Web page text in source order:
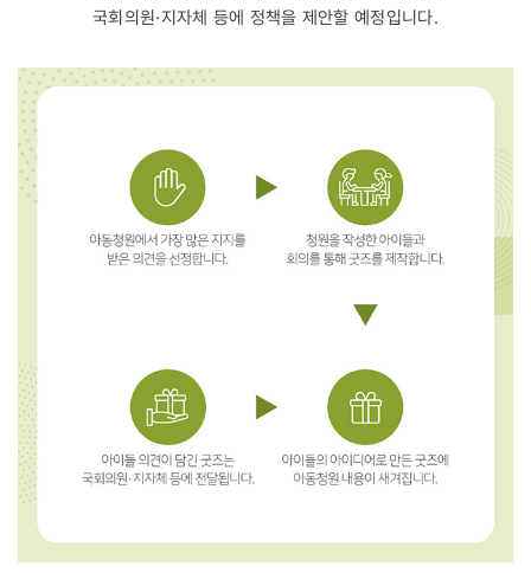
국회의원·지자체 등에 정책을 제안할 예정입니다.